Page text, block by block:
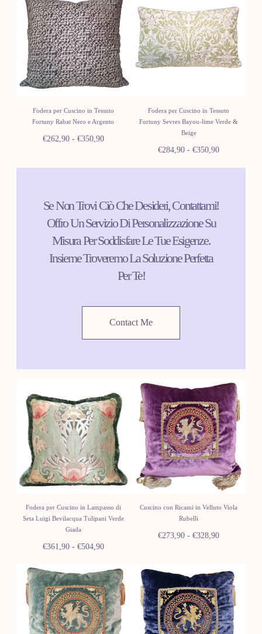
Fodera per Cuscino in Tessuto
Fortuny Rabat Nero e Argento
Prezzo
€262,90 - Prezzo
€350,90
Fodera per Cuscino in Tessuto
Fortuny Sevres Bayou-lime Verde &
Beige
Prezzo
€284,90 - Prezzo
€350,90
Se Non Trovi Ciò Che Desideri, Contattami!
Offro Un Servizio Di Personalizzazione Su
Misura Per Soddisfare Le Tue Esigenze.
Insieme Troveremo La Soluzione Perfetta
Per Te!
Contact Me
Fodera per Cuscino in Lampasso di
Seta Luigi Bevilacqua Tulipani Verde
Giada
Prezzo
€361,90 - Prezzo
€504,90
Cuscino con Ricami in Velluto Viola
Rubelli
Prezzo
€273,90 - Prezzo
€328,90